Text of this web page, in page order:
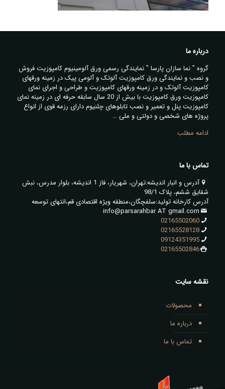
درباره ما
گروه ” نما سازان پارسا ” نمایندگی رسمی ورق آلومینیوم کامپوزیت فروش
و نصب و نمایندگی ورق کامپوزیت آلوتک و آلومی پیک در زمینه ورقهای
کامپوزیت آلوتک و در زمینه ورقهای کامپوزیت و طراحی و اجرای نمای
کامپوزیت ورق کامپوزیت با بیش از 20 سال سابقه حرفه ای در زمینه نمای
کامپوزیت پنل و تعمیر و نصب تابلوهای چلنیوم دارای رزمه قوی از انواع
پروژه های شخصی و دولتی و ملی …
ادامه مطلب
تماس با ما
آدرس و انبار اندیشه:تهران، شهریار، فاز 1 اندیشه، بلوار مدرس، نبش
شقایق ششم، پلاک 98/1
آدرس کارخانه تولید:سلفچگان،منطقه ویژه اقتصادی قم،انتهای توسعه
info@parsarahbar AT gmail.com
02165502060
02165528128
09124351995
02165502846
نقشه سایت
محصولات
درباره ما
تماس با ما